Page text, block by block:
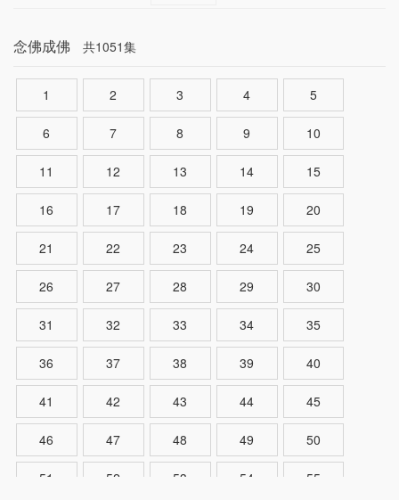
念佛成佛 共1051集
1 2 3 4 5
6 7 8 9 10
11 12 13 14 15
16 17 18 19 20
21 22 23 24 25
26 27 28 29 30
31 32 33 34 35
36 37 38 39 40
41 42 43 44 45
46 47 48 49 50
51 52 53 54 55